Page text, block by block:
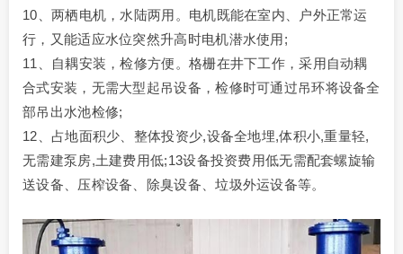
10、两栖电机，水陆两用。电机既能在室内、户外正常运
行，又能适应水位突然升高时电机潜水使用;
11、自耦安装，检修方便。格栅在井下工作，采用自动耦
合式安装，无需大型起吊设备，检修时可通过吊环将设备全
部吊出水池检修;
12、占地面积少、整体投资少,设备全地埋,体积小,重量轻,
无需建泵房,土建费用低;13设备投资费用低无需配套螺旋输
送设备、压榨设备、除臭设备、垃圾外运设备等。